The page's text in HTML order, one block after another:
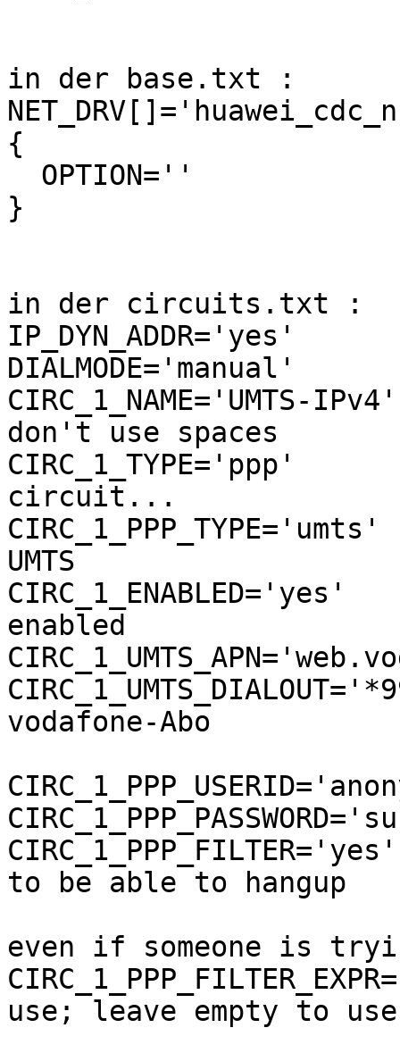
in der base.txt :
{
}
in der circuits.txt :
IP_DYN_ADDR='yes'
DIALMODE='manual'
CIRC_1_NAME='UMTS-IPv4'
don't use spaces
CIRC_1_TYPE='ppp'              	#
circuit...
CIRC_1_PPP_TYPE='umts'         	#
UMTS
CIRC_1_ENABLED='yes'
enabled
CIRC_1_UMTS_DIALOUT='*99***1#'
vodafone-Abo
CIRC_1_PPP_USERID='anonymer'
CIRC_1_PPP_PASSWORD='surfer'
CIRC_1_PPP_FILTER='yes'
to be able to hangup
even if someone is
CIRC_1_PPP_FILTER_EXPR=''
use; leave empty to use